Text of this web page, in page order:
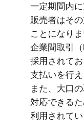
一定期間内
販売者は​そ
ことになり
企業間取引​
採用されて
支払いを​行
また、​大口
対応できる​
利用されてい